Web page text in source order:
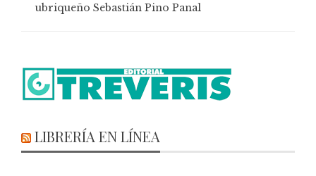
ubriqueño Sebastián Pino Panal
LIBRERÍA EN LÍNEA